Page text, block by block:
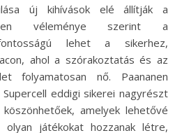
új kihívások elé állítják a
véleménye szerint a
lehet a sikerhez,
ahol a szórakoztatás és az
folyamatosan nő. Paananen
eddigi sikerei nagyrészt
amelyek lehetővé
játékokat hozzanak létre,